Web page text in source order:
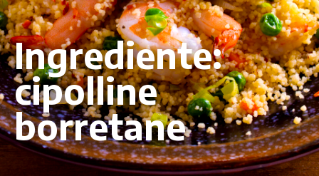
Ingrediente:
cipolline
borretane